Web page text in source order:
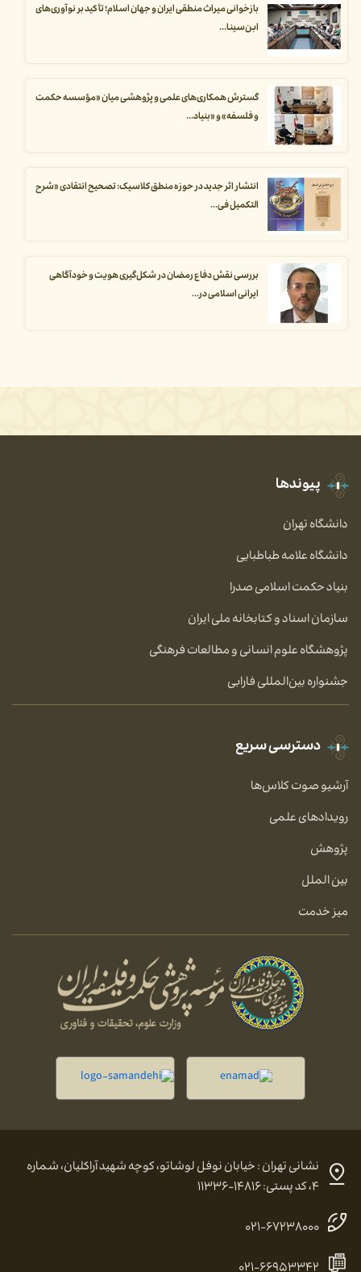
بازخوانی میراث منطقی ایران و جهان اسلام؛ تأکید بر نوآوری‌های
ابن‌سینا...
گسترش همکاری‌های علمی و پژوهشی میان «مؤسسه حکمت
و فلسفه» و «بنیاد...
انتشار اثر جدید در حوزه منطق کلاسیک: تصحیح انتقادی «شرح
التکمیل فی...
بررسی نقش دفاع رمضان در شکل‌گیری هویت و خودآگاهی
ایرانی اسلامی در...
پیوندها
دانشگاه تهران
دانشگاه علامه طباطبایی
بنیاد حکمت اسلامی صدرا
سازمان اسناد و کتابخانه ملی ایران
پژوهشگاه علوم انسانی و مطالعات فرهنگی
جشنواره بین‌المللی فارابی
دسترسی سریع
آرشیو صوت کلاس‌ها
رویدادهای علمی
پژوهش
بین الملل
میز خدمت
نشانی تهران : خیابان نوفل لوشاتو، کوچه شهید آراکلیان، شماره
۴، کد پستی: ۱۴۸۱۶-۱۱۳۳۶
۰۲۱-۶۷۲۳۸۰۰۰